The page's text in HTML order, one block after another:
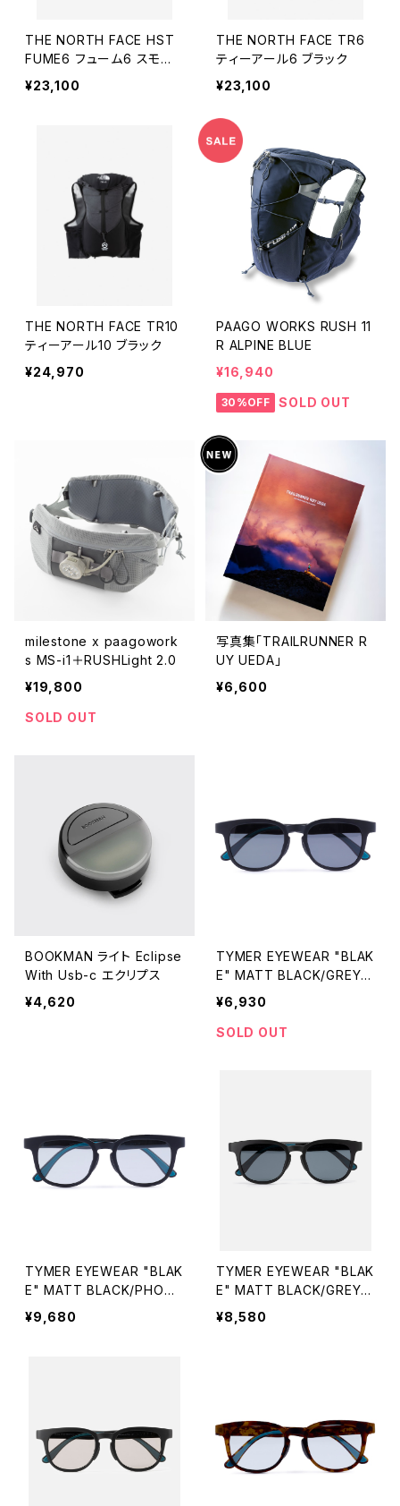
THE NORTH FACE HST
FUME6 フューム6 スモー
クドパール
¥23,100
THE NORTH FACE TR6
ティーアール6 ブラック
¥23,100
THE NORTH FACE TR10
ティーアール10 ブラック
¥24,970
PAAGO WORKS RUSH 11
R ALPINE BLUE
¥16,940
30%OFF SOLD OUT
milestone x paagowork
s MS-i1＋RUSHLight 2.0
¥19,800
SOLD OUT
写真集「TRAILRUNNER R
UY UEDA」
¥6,600
BOOKMAN ライト Eclipse
With Usb-c エクリプス
¥4,620
TYMER EYEWEAR "BLAK
E" MATT BLACK/GREY
（TY101-MBK-GRY）
¥6,930
SOLD OUT
TYMER EYEWEAR "BLAK
E" MATT BLACK/PHOT
OCHROMIC GREY（TY101
-MBK-PGY）
¥9,680
TYMER EYEWEAR "BLAK
E" MATT BLACK/GREY P
OLARIZED (TY101-MBK-
GYP)
¥8,580